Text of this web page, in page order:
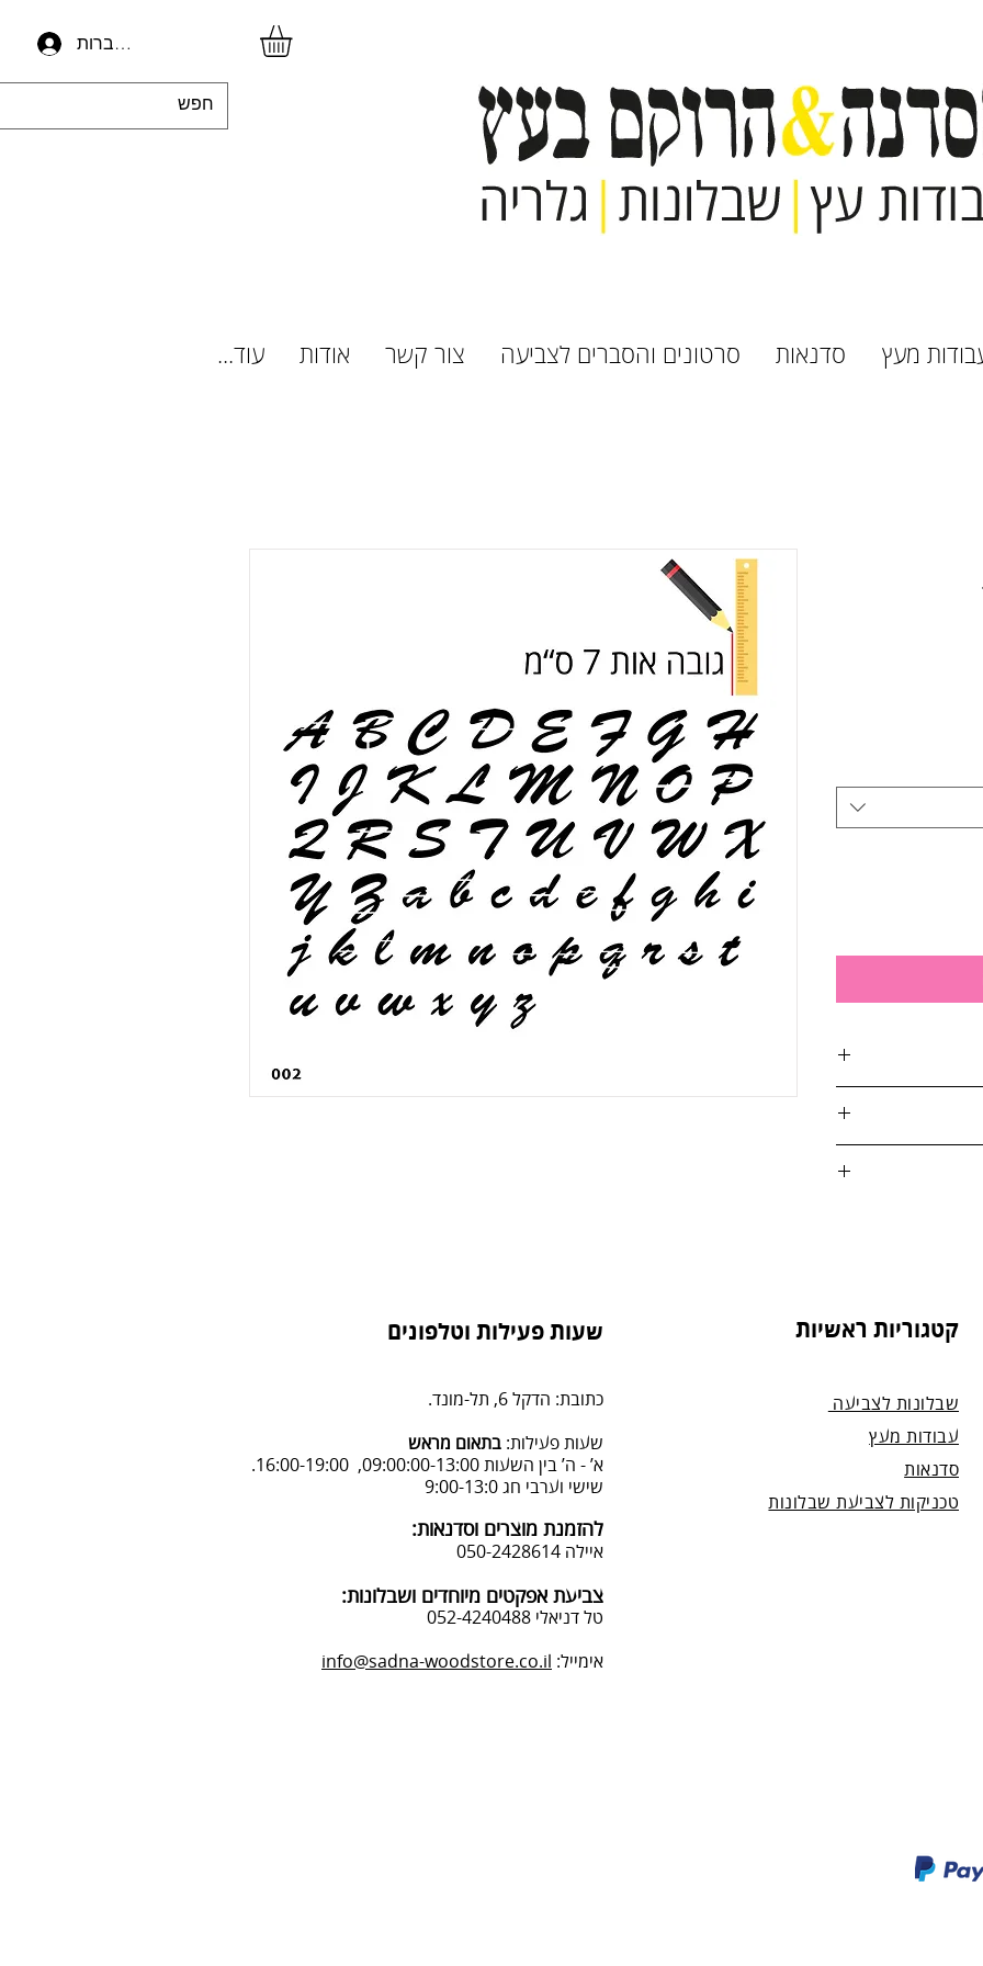
להתחברות
מעץ סדנאות סרטונים והסברים לצביעה צור קשר אודות עוד...
הספרות
הזמנה, על ידי
שעות פעילות וטלפונים
כתובת: הדקל 6, תל-מונד.
שעות פעילות: בתאום מראש
א’ - ה’ בין השעות 09:00:00-13:00, 16:00-19:00.
שישי וערבי חג 9:00-13:0
להזמנת מוצרים וסדנאות:
איילה 050-2428614
צביעת אפקטים מיוחדים ושבלונות:
טל דניאלי 052-4240488
אימייל: info@sadna-woodstore.co.il
קטגוריות ראשיות
שבלונות לצביעה
עבודות מעץ
סדנאות
טכניקות לצביעת שבלונות